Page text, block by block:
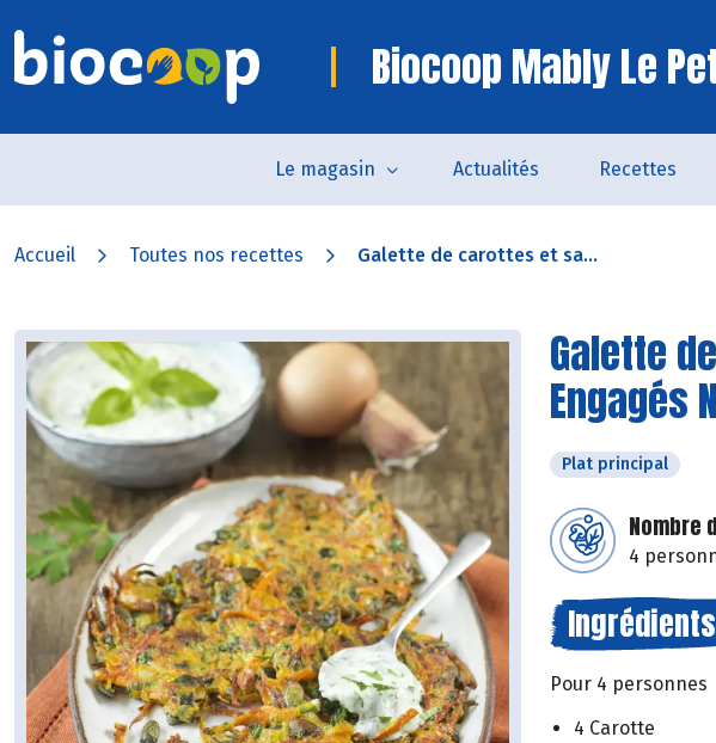
Biocoop Mably Le
Le magasin Actualités Recettes
Accueil Toutes nos recettes Galette de carottes et sa...
Galette
Engagés
Plat principal
Nombre
4
Ingrédients
Pour 4 personnes
4 Carotte